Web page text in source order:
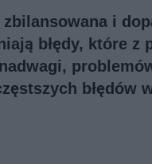
i
błędy, które
błędów